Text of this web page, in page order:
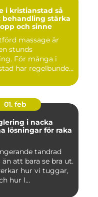
i kristianstad så
behandling stärka
och sinne
massage är
stunds
För många i
har regelbunden
01. feb
i nacka
lösningar för raka
tandrad
att bara se bra ut.
hur vi tuggar,
hur l...